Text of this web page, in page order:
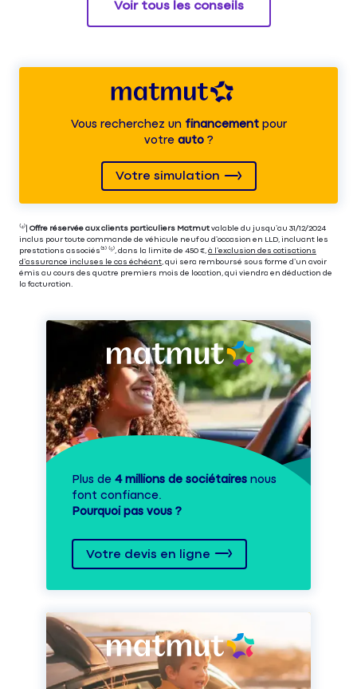
Voir tous les conseils
Vous recherchez unfinancementpour
votre auto?
Votre simulation
⁽⁴⁾| Offre réservée aux clients particuliers Matmut valable du jusqu’au 31/12/2024
inclus pour toute commande de véhicule neuf ou d’occasion en LLD, incluant les
prestations associés⁽³⁾ ⁽⁵⁾, dans la limite de 450 €, à l’exclusion des cotisations
d’assurance incluses le cas échéant, qui sera remboursé sous forme d’un avoir
émis au cours des quatre premiers mois de location, qui viendra en déduction de
la facturation.
Plus de 4 millions de sociétaires nous
font confiance.
Pourquoi pas vous ?
Votre devis en ligne